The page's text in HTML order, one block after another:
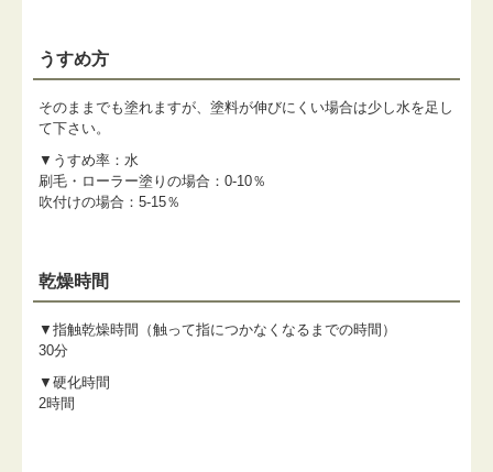
うすめ方
そのままでも塗れますが、塗料が伸びにくい場合は少し水を足し
て下さい。
▼うすめ率：水
刷毛・ローラー塗りの場合：0-10％
吹付けの場合：5-15％
乾燥時間
▼指触乾燥時間（触って指につかなくなるまでの時間）
30分
▼硬化時間
2時間